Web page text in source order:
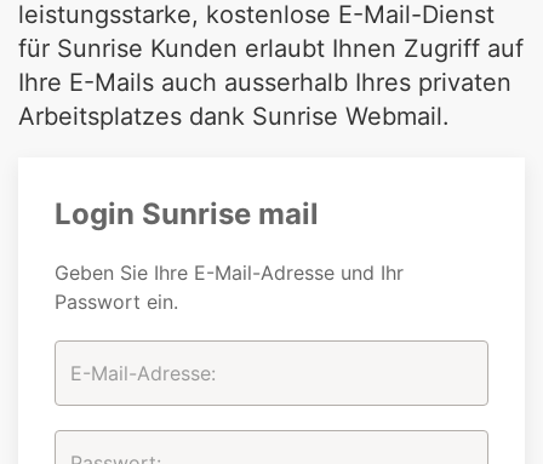
leistungsstarke, kostenlose E-Mail-Dienst
für Sunrise Kunden erlaubt Ihnen Zugriff auf
Ihre E-Mails auch ausserhalb Ihres privaten
Arbeitsplatzes dank Sunrise Webmail.
Login Sunrise mail
Geben Sie Ihre E-Mail-Adresse und Ihr
Passwort ein.